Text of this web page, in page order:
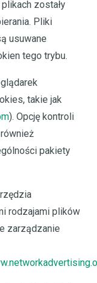
zostały
Pliki
usuwane
tego trybu.
takie jak
). Opcję kontroli
pakiety
rodzajami plików
zarządzanie